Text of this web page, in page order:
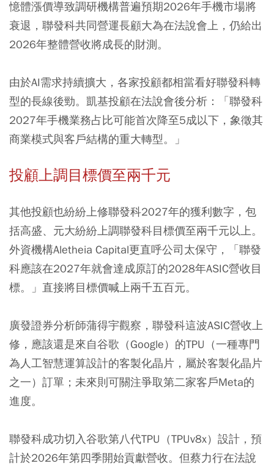
憶體漲價導致調研機構普遍預期2026年手機市場將
衰退，聯發科共同營運長顧大為在法說會上，仍給出
2026年整體營收將成長的財測。
由於AI需求持續擴大，各家投顧都相當看好聯發科轉
型的長線後勁。凱基投顧在法說會後分析：「聯發科
2027年手機業務占比可能首次降至5成以下，象徵其
商業模式與客戶結構的重大轉型。」
投顧上調目標價至兩千元
其他投顧也紛紛上修聯發科2027年的獲利數字，包
括高盛、元大紛紛上調聯發科目標價至兩千元以上。
外資機構Aletheia Capital更直呼公司太保守，「聯發
科應該在2027年就會達成原訂的2028年ASIC營收目
標。」直接將目標價喊上兩千五百元。
廣發證券分析師蒲得宇觀察，聯發科這波ASIC營收上
修，應該還是來自谷歌（Google）的TPU（一種專門
為人工智慧運算設計的客製化晶片，屬於客製化晶片
之一）訂單；未來則可關注爭取第二家客戶Meta的
進度。
聯發科成功切入谷歌第八代TPU（TPUv8x）設計，預
計於2026年第四季開始貢獻營收。但蔡力行在法說